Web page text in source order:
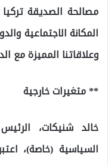
مصالحة الصديقة
المكانة الاجتماعية
وعلاقاتنا المميزة مع
** متغيرات خارجية
خالد شنيكات،
السياسية (خاصة)،